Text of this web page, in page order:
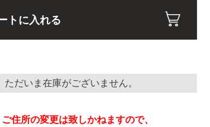
トに入れる
だいま在庫がございません。
住所の変更は致しかねますので、